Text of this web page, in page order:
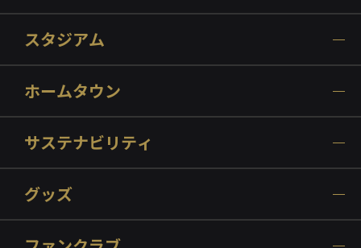
スタジアム
ホームタウン
サステナビリティ
グッズ